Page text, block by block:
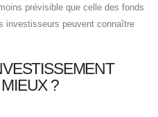
prévisible que celle des fonds
investisseurs peuvent connaître
?